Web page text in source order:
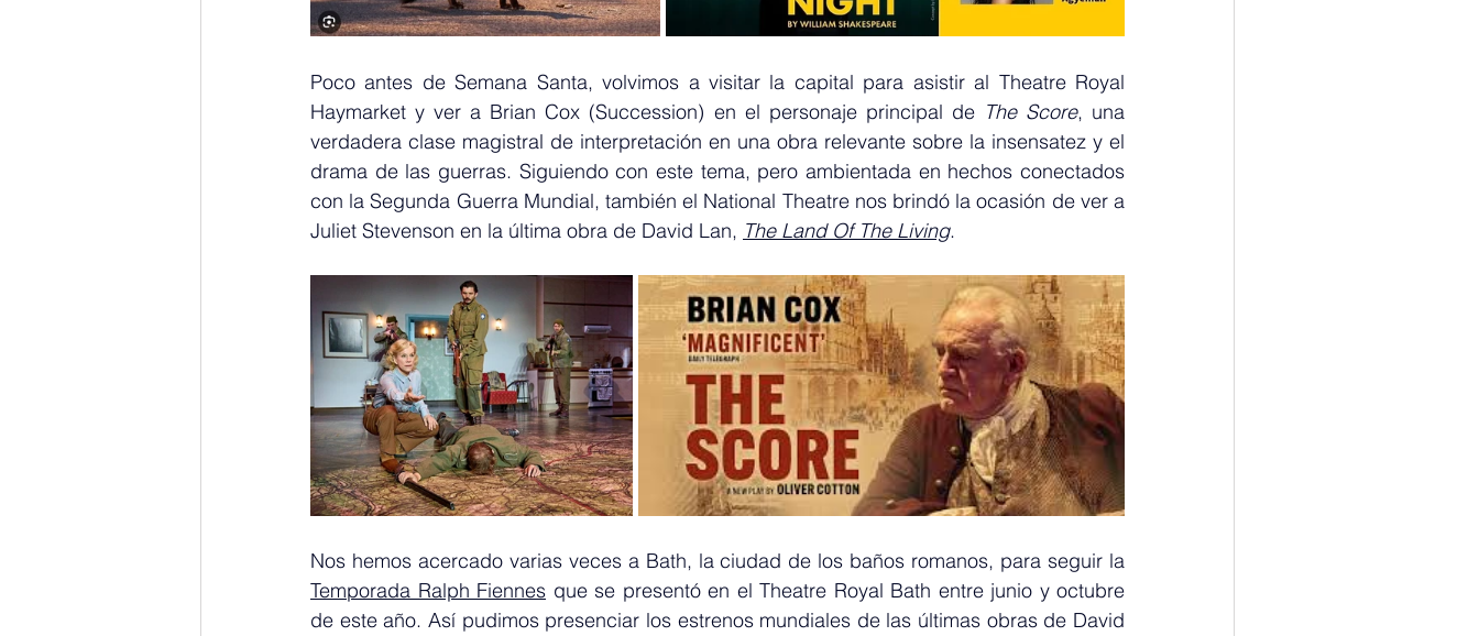
Poco antes de Semana Santa, volvimos a visitar la capital para asistir al Theatre Royal
Haymarket y ver a Brian Cox (Succession) en el personaje principal de The Score, una
verdadera clase magistral de interpretación en una obra relevante sobre la insensatez y el
drama de las guerras. Siguiendo con este tema, pero ambientada en hechos conectados
con la Segunda Guerra Mundial, también el National Theatre nos brindó la ocasión de ver a
Juliet Stevenson en la última obra de David Lan, The Land Of The Living.
Temporada Ralph Fiennes que se presentó en el Theatre Royal Bath entre junio y octubre
de este año. Así pudimos presenciar los estrenos mundiales de las últimas obras de David